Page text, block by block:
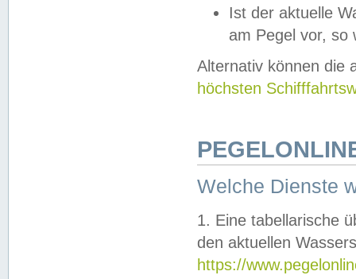
Ist der aktuelle
am Pegel vor,
Alternativ können die
höchsten
Welche Dienste
1. Eine tabellarische
den aktuellen
https://